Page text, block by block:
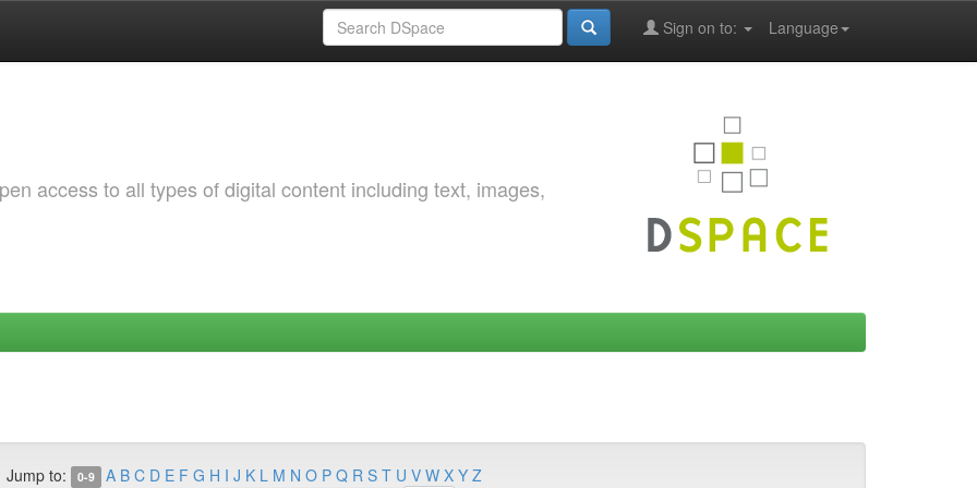
Language
Sign on to:
access to all types of digital content including text, images,
Jump to: 0-9 A B C D E F G H I J K L M N O P Q R S T U V W X Y Z